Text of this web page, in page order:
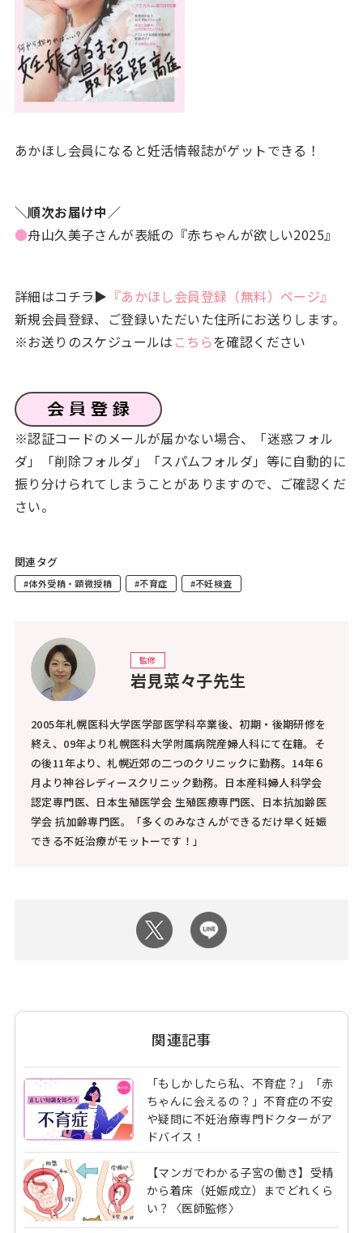
あかほし会員になると妊活情報誌がゲットできる！
＼順次お届け中／
●舟山久美子さんが表紙の『赤ちゃんが欲しい2025』
詳細はコチラ▶ 『あかほし会員登録（無料）ページ』
新規会員登録、ご登録いただいた住所にお送りします。
※お送りのスケジュールは こちらを確認ください
※認証コードのメールが届かない場合、「迷惑フォル
ダ」「削除フォルダ」「スパムフォルダ」等に自動的に
振り分けられてしまうことがありますので、ご確認くだ
さい。
関連タグ
#体外受精・顕微授精 #不育症 #不妊検査
監修
岩見菜々子先生
2005年札幌医科大学医学部医学科卒業後、初期・後期研修を
終え、09年より札幌医科大学附属病院産婦人科にて在籍。そ
の後11年より、札幌近郊の二つのクリニックに勤務。14年６
月より神谷レディースクリニック勤務。日本産科婦人科学会
認定専門医、日本生殖医学会 生殖医療専門医、日本抗加齢医
学会 抗加齢専門医。「多くのみなさんができるだけ早く妊娠
できる不妊治療がモットーです！」
関連記事
「もしかしたら私、不育症？」「赤
ちゃんに会えるの？」不育症の不安
や疑問に不妊治療専門ドクターがア
ドバイス！
【マンガでわかる子宮の働き】受精
から着床（妊娠成立）までどれくら
い？〈医師監修〉